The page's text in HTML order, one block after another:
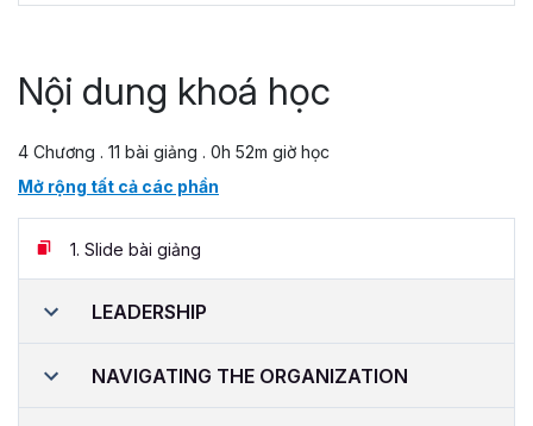
Nội dung khoá học
4 Chương . 11 bài giảng . 0h 52m giờ học
Mở rộng tất cả các phần
1. Slide bài giảng
LEADERSHIP
NAVIGATING THE ORGANIZATION